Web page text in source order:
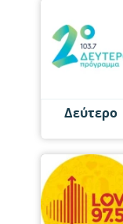
Δεύτερο